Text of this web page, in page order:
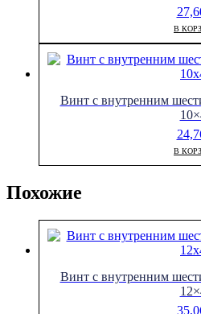
В
Винт с внутренним
В
Похожие
Винт с внутренним